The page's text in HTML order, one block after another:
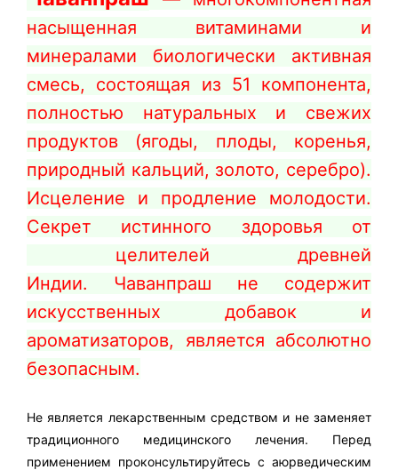
насыщенная витаминами и
минералами биологически активная
смесь, состоящая из 51 компонента,
полностью натуральных и свежих
продуктов (ягоды, плоды, коренья,
природный кальций, золото, серебро).
Исцеление и продление молодости.
Секрет истинного здоровья от
целителей древней
Индии. Чаванпраш не содержит
искусственных добавок и
ароматизаторов, является абсолютно
безопасным.
Не является лекарственным средством и не заменяет
традиционного медицинского лечения. Перед
применением проконсультируйтесь с аюрведическим